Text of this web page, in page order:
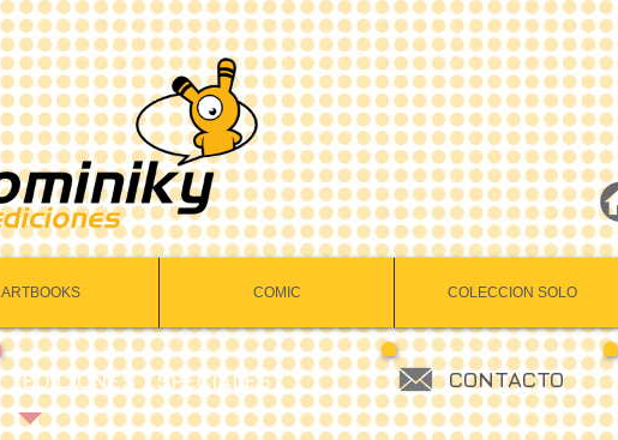
ARTBOOKS COMIC COLECCION SOLO
EDICIONES ESPECIALES CONTACTO